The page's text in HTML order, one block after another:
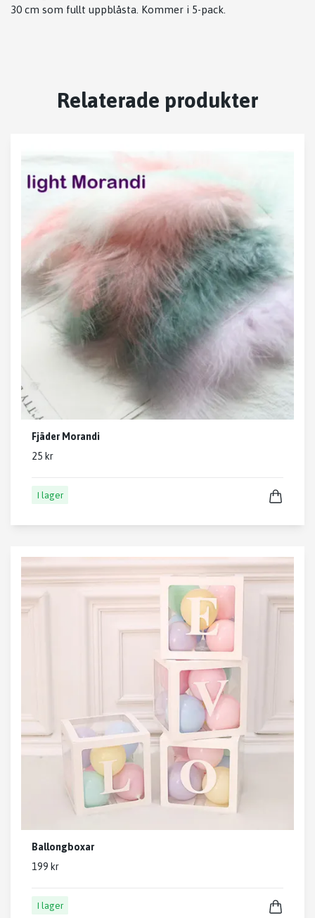
30 cm som fullt uppblåsta. Kommer i 5-pack.
Relaterade produkter
Fjäder Morandi
25 kr
I lager
Ballongboxar
199 kr
I lager